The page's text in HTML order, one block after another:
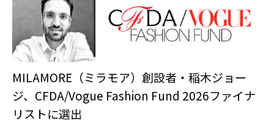
MILAMORE（ミラモア）創設者・稲木ジョー
ジ、CFDA/Vogue Fashion Fund 2026ファイナ
リストに選出